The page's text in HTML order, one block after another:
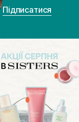
Підписатися